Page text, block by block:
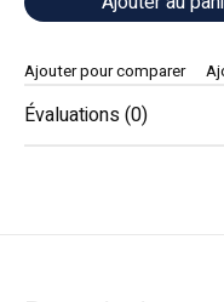
Ajouter pour comparer
Évaluations (0)